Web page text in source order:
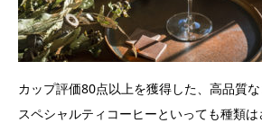
カップ評価80点以上を獲得した、高品質な
スペシャルティコーヒーといっても種類